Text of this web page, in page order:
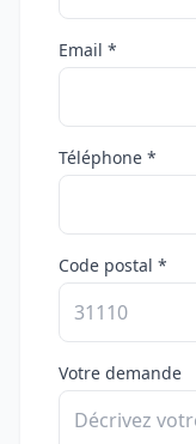
Email *
Téléphone *
Code postal *
Votre demande